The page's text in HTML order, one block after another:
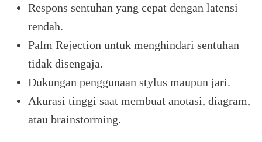
Respons sentuhan yang cepat dengan latensi
rendah.
Palm Rejection untuk menghindari sentuhan
tidak disengaja.
Dukungan penggunaan stylus maupun jari.
Akurasi tinggi saat membuat anotasi, diagram,
atau brainstorming.